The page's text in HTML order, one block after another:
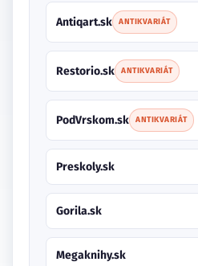
Antiqart.sk ANTIKVARIÁT
Restorio.sk ANTIKVARIÁT
PodVrskom.sk ANTIKVARIÁT
Preskoly.sk
Gorila.sk
Megaknihy.sk